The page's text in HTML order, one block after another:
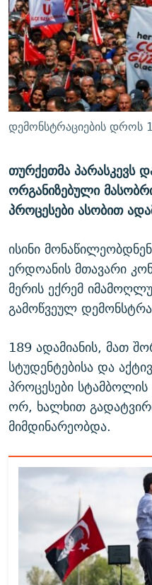
ᲛᲝᲚᲐᲞᲐᲠᲐᲙᲔ ᲢᲔᲥᲡᲢᲔᲑᲘ
ᲨᲘᲜ - ᲣᲪᲮᲝᲔᲗᲨᲘ
ᲚᲘᲢᲔᲠᲐᲢᲣᲠᲣᲚᲘ ᲬᲐᲮᲜᲐᲒᲔᲑᲘ
ᲐᲛᲔᲠᲘᲙᲣᲚᲘ ᲛᲝᲗᲮᲠᲝᲑᲐ
ᲘᲛᲞᲔᲠᲘᲐ ᲓᲐ ᲠᲐᲓᲘᲝ
ᲩᲔᲛᲘ ᲡᲘᲙᲕᲓᲘᲚᲘᲡ ᲛᲘᲖᲔᲖᲘᲐ
11 ᲬᲔᲚᲘ - 11 ᲐᲛᲑᲐᲕᲘ
ᲡᲐᲞᲐᲠᲚᲐᲛᲔᲜᲢᲝ
ᲑᲐᲕᲨᲕᲔᲑᲘ ᲞᲠᲝᲡᲢᲘᲢᲣᲪᲘᲐᲨᲘ
5 ᲐᲛᲑᲐᲕᲘ - 20 ᲘᲕᲜᲘᲡᲡ
ПРИВЕТ ᲙᲣᲚᲢᲣᲠᲐ
ᲒᲐᲛᲝᲘᲬᲔᲠᲔ
რთე/რთ-ის ყველა
დემონსტრაციების დროს
თურქეთმა პარასკევს
ორგანიზებული
პროცესები ასობით
ისინი
ერდოანის მთავარი
მერის ექრემ
გამოწვეულ
189 ადამიანის, მათ
სტუდენტებისა და
პროცესები
ორ, ხალხით
მიმდინარეობდა.